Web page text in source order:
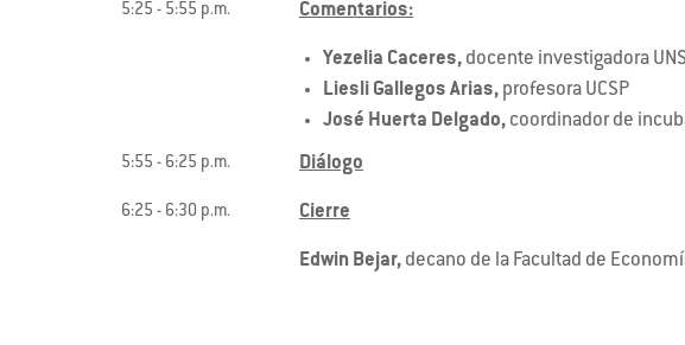
5:25 - 5:55 p.m. Comentarios:
Yezelia Caceres, docente investigadora
Liesli Gallegos Arias, profesora UCSP
José Huerta Delgado, coordinador de
5:55 - 6:25 p.m. Diálogo
6:25 - 6:30 p.m. Cierre
Edwin Bejar, decano de la Facultad de